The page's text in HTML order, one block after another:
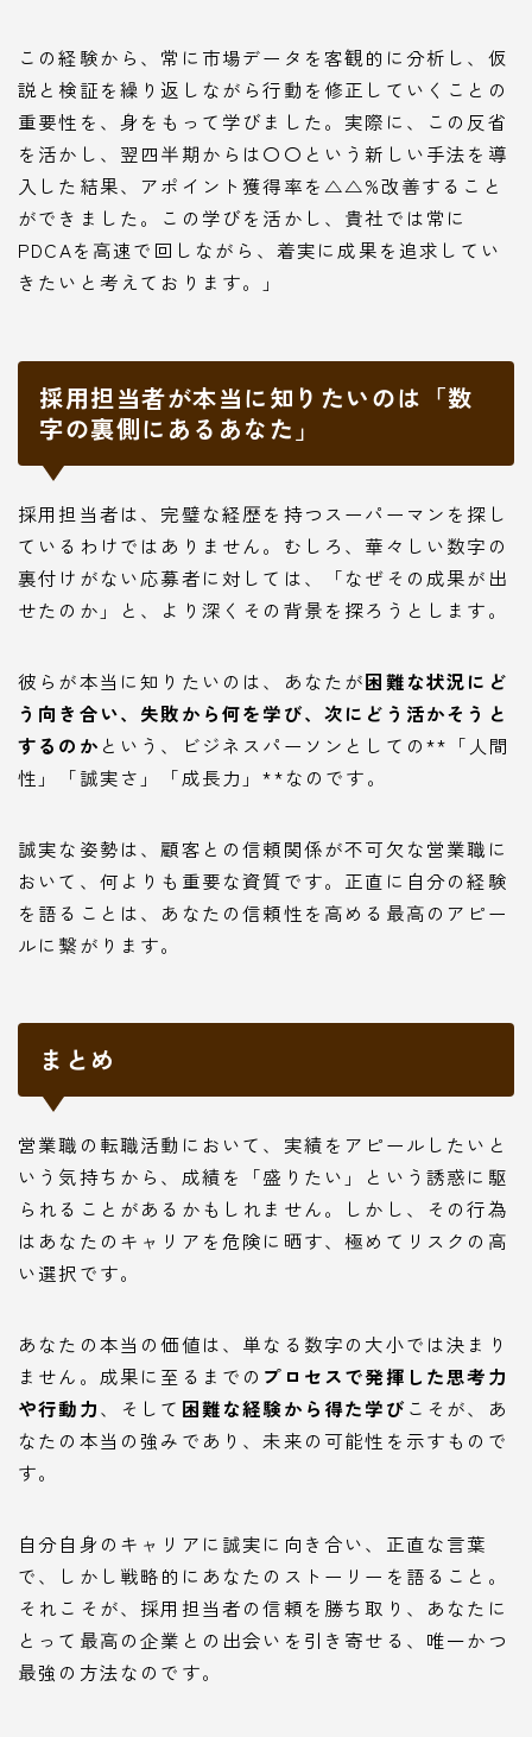
この経験から、常に市場データを客観的に分析し、仮
説と検証を繰り返しながら行動を修正していくことの
重要性を、身をもって学びました。実際に、この反省
を活かし、翌四半期からは〇〇という新しい手法を導
入した結果、アポイント獲得率を△△%改善すること
ができました。この学びを活かし、貴社では常に
PDCAを高速で回しながら、着実に成果を追求してい
きたいと考えております。」
採用担当者が本当に知りたいのは「数
字の裏側にあるあなた」
採用担当者は、完璧な経歴を持つスーパーマンを探し
ているわけではありません。むしろ、華々しい数字の
裏付けがない応募者に対しては、「なぜその成果が出
せたのか」と、より深くその背景を探ろうとします。
彼らが本当に知りたいのは、あなたが困難な状況にど
う向き合い、失敗から何を学び、次にどう活かそうと
するのか という、ビジネスパーソンとしての**「人間
性」「誠実さ」「成長力」**なのです。
誠実な姿勢は、顧客との信頼関係が不可欠な営業職に
おいて、何よりも重要な資質です。正直に自分の経験
を語ることは、あなたの信頼性を高める最高のアピー
ルに繋がります。
まとめ
営業職の転職活動において、実績をアピールしたいと
いう気持ちから、成績を「盛りたい」という誘惑に駆
られることがあるかもしれません。しかし、その行為
はあなたのキャリアを危険に晒す、極めてリスクの高
い選択です。
あなたの本当の価値は、単なる数字の大小では決まり
ません。成果に至るまでの プロセスで発揮した思考力
や行動力、そして 困難な経験から得た学びこそが、あ
なたの本当の強みであり、未来の可能性を示すもので
す。
自分自身のキャリアに誠実に向き合い、正直な言葉
で、しかし戦略的にあなたのストーリーを語ること。
それこそが、採用担当者の信頼を勝ち取り、あなたに
とって最高の企業との出会いを引き寄せる、唯一かつ
最強の方法なのです。